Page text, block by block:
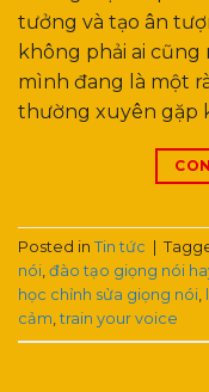
tưởng và tạo ân
không phải ai cũng
mình đang là một
thường xuyên gặp
Posted in Tin tức
nói, đào tạo giọng nói
học chỉnh sửa giọng nói,
cảm,train your voice